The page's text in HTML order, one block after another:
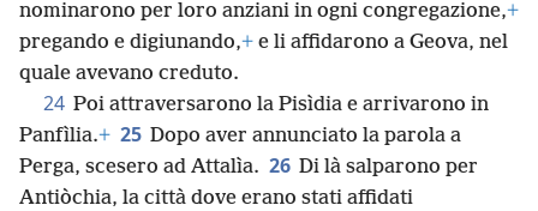
nominarono per loro anziani in ogni congregazione,+
pregando e digiunando,+ e li affidarono a Geova, nel
quale avevano creduto.
24 Poi attraversarono la Pisìdia e arrivarono in
Panfìlia.+ 25 Dopo aver annunciato la parola a
Perga, scesero ad Attalìa. 26 Di là salparono per
Antiòchia, la città dove erano stati affidati